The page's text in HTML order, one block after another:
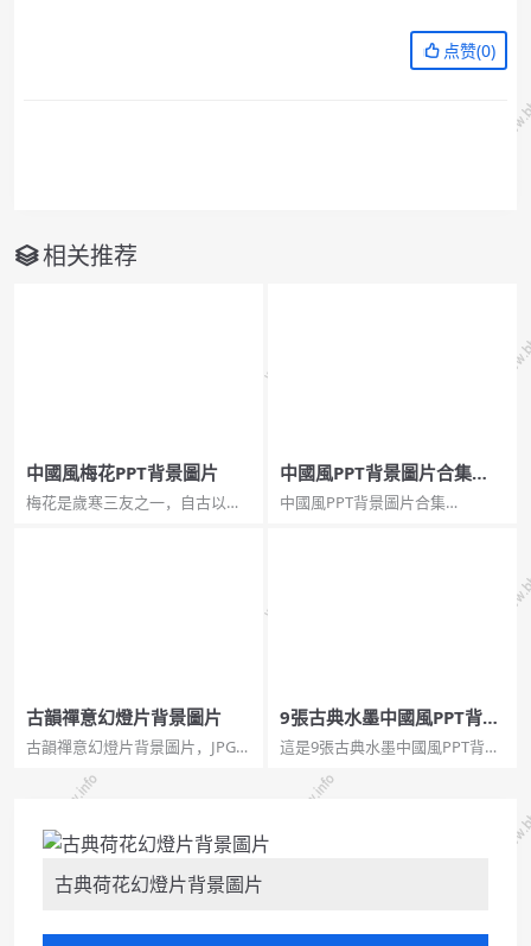
点赞(0)
相关推荐
中國風梅花PPT背景圖片
梅花是歲寒三友之一，自古以
中國風PPT背景圖片合集
（三）
中國風PPT背景圖片合集
古韻禪意幻燈片背景圖片
古韻禪意幻燈片背景圖片，JPG格
圖片請參閱：中國風PPT背景圖
9張古典水墨中國風PPT背景
圖片
這是9張古典水墨中國風PPT背景
花、水墨群山、古建築、天壇
等。濃濃詩意的中國風背景圖
古典荷花幻燈片背景圖片